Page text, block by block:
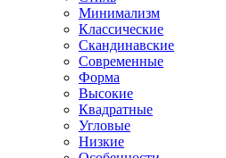
Минимализм
Классические
Скандинавские
Современные
Форма
Высокие
Квадратные
Угловые
Низкие